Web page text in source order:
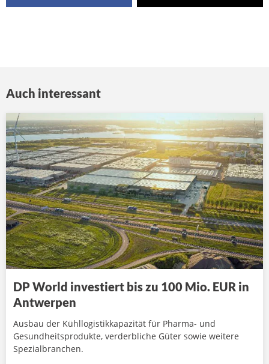
Auch interessant
DP World investiert bis zu 100 Mio. EUR in
Antwerpen
Ausbau der Kühllogistikkapazität für Pharma- und
Gesundheitsprodukte, verderbliche Güter sowie weitere
Spezialbranchen.